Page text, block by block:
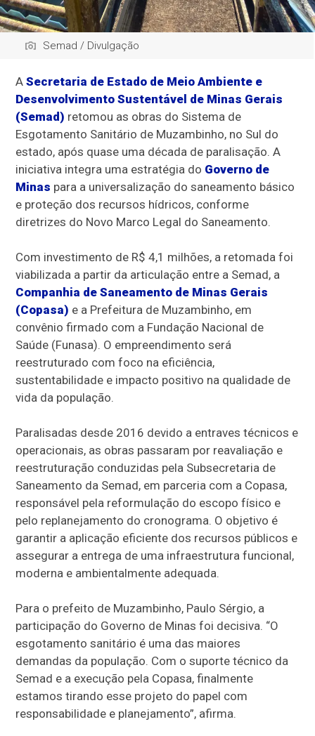
Semad / Divulgação
ASecretaria de Estado de Meio Ambiente e
Desenvolvimento Sustentável de Minas Gerais
(Semad) retomou as obras do Sistema de
Esgotamento Sanitário de Muzambinho, no Sul do
estado, após quase uma década de paralisação. A
iniciativa integra uma estratégia do Governo de
Minas para a universalização do saneamento básico
e proteção dos recursos hídricos, conforme
diretrizes do Novo Marco Legal do Saneamento.
Com investimento de R$ 4,1 milhões, a retomada foi
viabilizada a partir da articulação entre a Semad, a
Companhia de Saneamento de Minas Gerais
(Copasa) e a Prefeitura de Muzambinho, em
convênio firmado com a Fundação Nacional de
Saúde (Funasa). O empreendimento será
reestruturado com foco na eficiência,
sustentabilidade e impacto positivo na qualidade de
vida da população.
Paralisadas desde 2016 devido a entraves técnicos e
operacionais, as obras passaram por reavaliação e
reestruturação conduzidas pela Subsecretaria de
Saneamento da Semad, em parceria com a Copasa,
responsável pela reformulação do escopo físico e
pelo replanejamento do cronograma. O objetivo é
garantir a aplicação eficiente dos recursos públicos e
assegurar a entrega de uma infraestrutura funcional,
moderna e ambientalmente adequada.
Para o prefeito de Muzambinho, Paulo Sérgio, a
participação do Governo de Minas foi decisiva. “O
esgotamento sanitário é uma das maiores
demandas da população. Com o suporte técnico da
Semad e a execução pela Copasa, finalmente
estamos tirando esse projeto do papel com
responsabilidade e planejamento”, afirma.